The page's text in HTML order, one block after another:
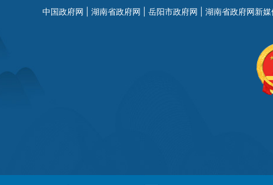
中国政府网 湖南省政府网 岳阳市政府网 湖南省政府网新媒